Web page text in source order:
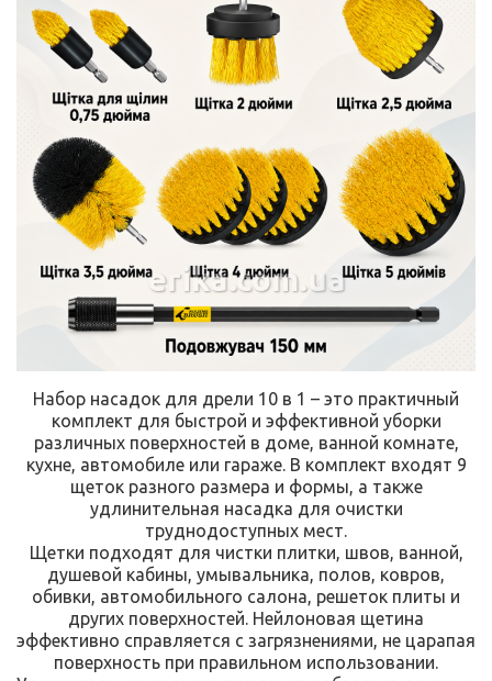
erika.com.ua
Набор насадок для дрели 10 в 1 – это практичный
комплект для быстрой и эффективной уборки
различных поверхностей в доме, ванной комнате,
кухне, автомобиле или гараже. В комплект входят 9
щеток разного размера и формы, а также
удлинительная насадка для очистки
труднодоступных мест.
Щетки подходят для чистки плитки, швов, ванной,
душевой кабины, умывальника, полов, ковров,
обивки, автомобильного салона, решеток плиты и
других поверхностей. Нейлоновая щетина
эффективно справляется с загрязнениями, не царапая
поверхность при правильном использовании.